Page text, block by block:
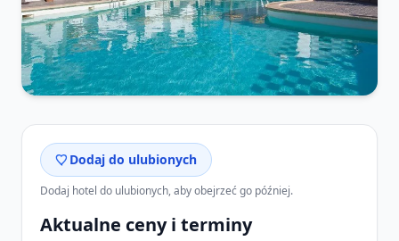
Dodaj do ulubionych
Dodaj hotel do ulubionych, aby obejrzeć go później.
Aktualne ceny i terminy